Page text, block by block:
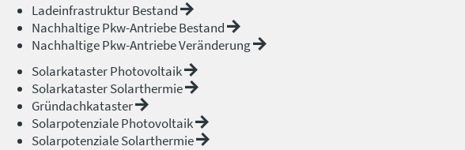
Ladeinfrastruktur Bestand
Nachhaltige Pkw-Antriebe Bestand
Nachhaltige Pkw-Antriebe Veränderung
Solarkataster Photovoltaik
Solarkataster Solarthermie
Gründachkataster
Solarpotenziale Photovoltaik
Solarpotenziale Solarthermie